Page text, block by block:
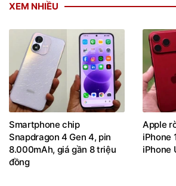
XEM NHIỀU
Smartphone chip
Snapdragon 4 Gen 4, pin
8.000mAh, giá gần 8 triệu
đồng
Apple
iPhone
iPhone